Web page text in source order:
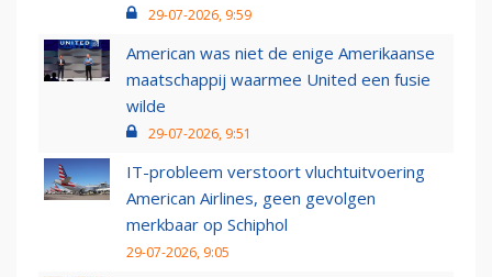
29-07-2026, 9:59
American was niet de enige Amerikaanse
maatschappij waarmee United een fusie
wilde
29-07-2026, 9:51
IT-probleem verstoort vluchtuitvoering
American Airlines, geen gevolgen
merkbaar op Schiphol
29-07-2026, 9:05